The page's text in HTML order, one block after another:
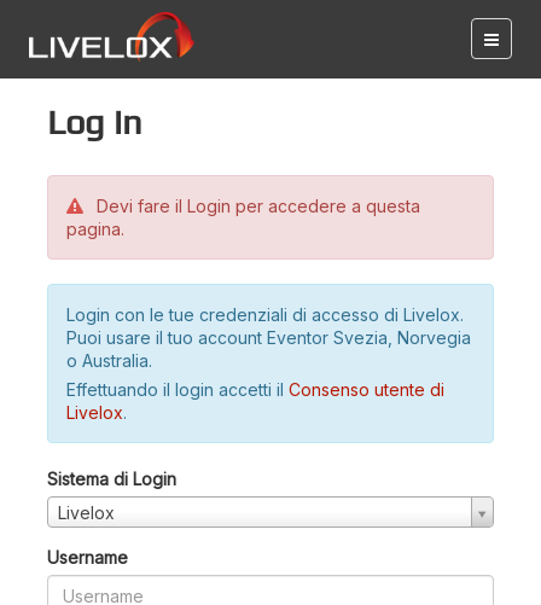
Log in
Devi fare il Login per accedere a questa
pagina.
Login con le tue credenziali di accesso di Livelox.
Puoi usare il tuo account Eventor Svezia, Norvegia
o Australia.
Effettuando il login accetti il Consenso utente di
Livelox.
Sistema di Login
Livelox
Username